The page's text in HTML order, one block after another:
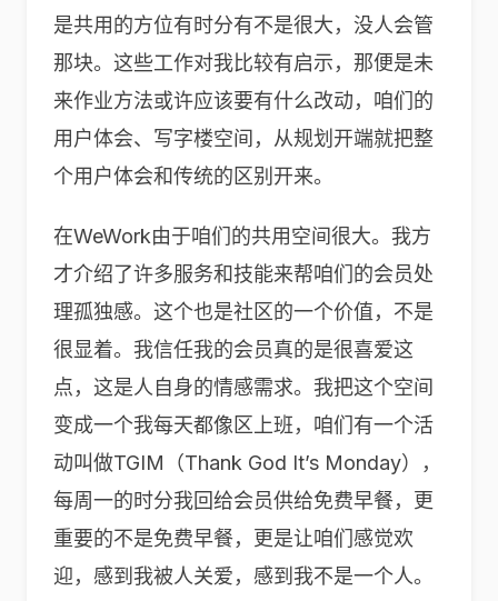
是共用的方位有时分有不是很大，没人会管
那块。这些工作对我比较有启示，那便是未
来作业方法或许应该要有什么改动，咱们的
用户体会、写字楼空间，从规划开端就把整
个用户体会和传统的区别开来。
在WeWork由于咱们的共用空间很大。我方
才介绍了许多服务和技能来帮咱们的会员处
理孤独感。这个也是社区的一个价值，不是
很显着。我信任我的会员真的是很喜爱这
点，这是人自身的情感需求。我把这个空间
变成一个我每天都像区上班，咱们有一个活
动叫做TGIM（Thank God It’s Monday），
每周一的时分我回给会员供给免费早餐，更
重要的不是免费早餐，更是让咱们感觉欢
迎，感到我被人关爱，感到我不是一个人。